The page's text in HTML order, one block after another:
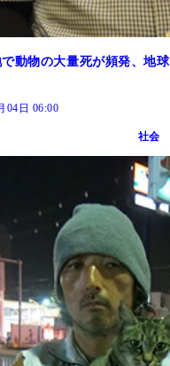
動物の大量死が頻発、地
04日 06:00
社会